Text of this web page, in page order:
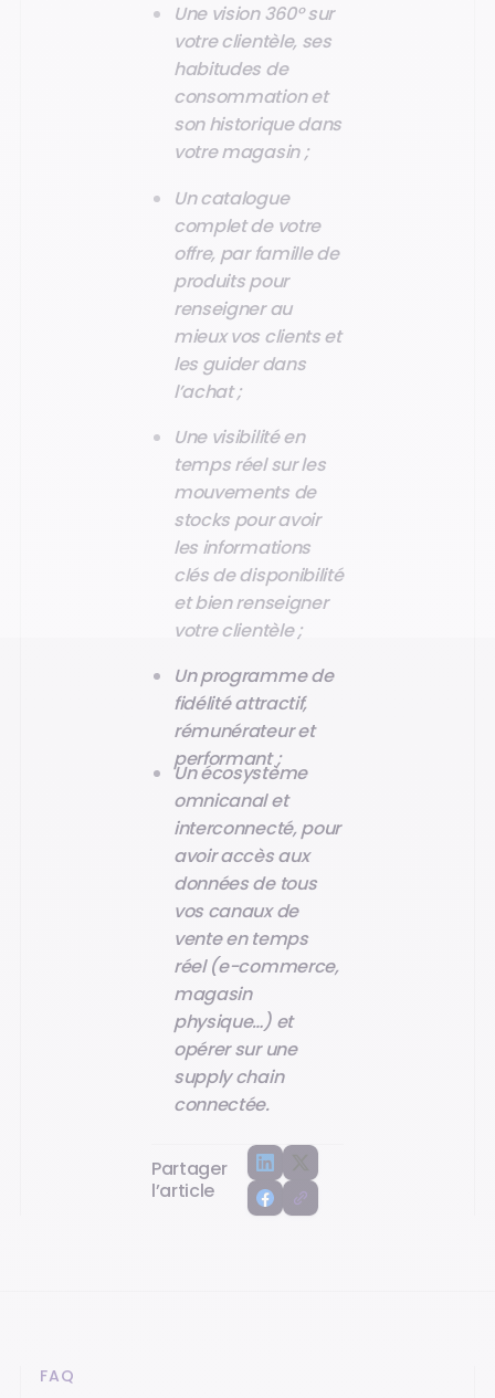
Une vision 360° sur
votre clientèle, ses
habitudes de
consommation et
son historique dans
votre magasin ;
Un catalogue
complet de votre
offre, par famille de
produits pour
renseigner au
mieux vos clients et
les guider dans
l’achat ;
Une visibilité en
temps réel sur les
mouvements de
stocks pour avoir
les informations
clés de disponibilité
et bien renseigner
votre clientèle ;
Un programme de
fidélité attractif,
rémunérateur et
performant ;
Un écosystème
omnicanal et
interconnecté, pour
avoir accès aux
données de tous
vos canaux de
vente en temps
réel (e-commerce,
magasin
physique…) et
opérer sur une
supply chain
connectée.
Partager
l’article
FAQ